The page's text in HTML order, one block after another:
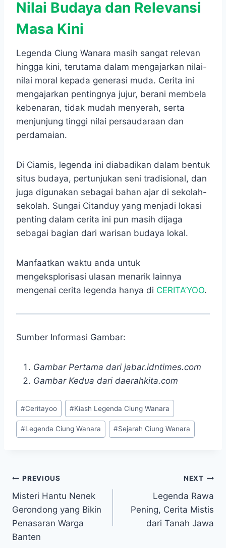
Nilai Budaya dan Relevansi
Masa Kini
Legenda Ciung Wanara masih sangat relevan
hingga kini, terutama dalam mengajarkan nilai-
nilai moral kepada generasi muda. Cerita ini
mengajarkan pentingnya jujur, berani membela
kebenaran, tidak mudah menyerah, serta
menjunjung tinggi nilai persaudaraan dan
perdamaian.
Di Ciamis, legenda ini diabadikan dalam bentuk
situs budaya, pertunjukan seni tradisional, dan
juga digunakan sebagai bahan ajar di sekolah-
sekolah. Sungai Citanduy yang menjadi lokasi
penting dalam cerita ini pun masih dijaga
sebagai bagian dari warisan budaya lokal.
Manfaatkan waktu anda untuk
mengeksplorisasi ulasan menarik lainnya
mengenai cerita legenda hanya di CERITA’YOO.
Sumber Informasi Gambar:
Gambar Pertama dari jabar.idntimes.com
Gambar Kedua dari daerahkita.com
Post
Tags:
#Ceritayoo #Kiash Legenda Ciung Wanara
#Legenda Ciung Wanara #Sejarah Ciung Wanara
Navigasi
pos
PREVIOUS
Misteri Hantu Nenek
Gerondong yang Bikin
Penasaran Warga
Banten
NEXT
Legenda Rawa
Pening, Cerita Mistis
dari Tanah Jawa